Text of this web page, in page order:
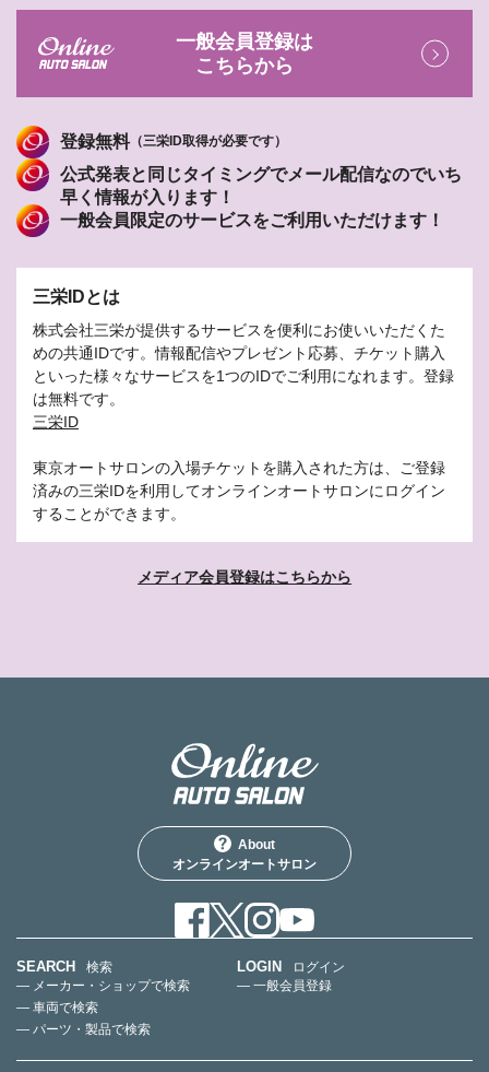
一般会員登録は
こちらから
登録無料（三栄ID取得が必要です）
公式発表と同じタイミングでメール配信なのでいち
早く情報が入ります！
一般会員限定のサービスをご利用いただけます！
三栄IDとは
株式会社三栄が提供するサービスを便利にお使いいただくた
めの共通IDです。情報配信やプレゼント応募、チケット購入
といった様々なサービスを1つのIDでご利用になれます。登録
は無料です。
三栄ID
東京オートサロンの入場チケットを購入された方は、ご登録
済みの三栄IDを利用してオンラインオートサロンにログイン
することができます。
メディア会員登録はこちらから
About
オンラインオートサロン
SEARCH
検索
— メーカー・ショップで検索
— 車両で検索
— パーツ・製品で検索
LOGIN
ログイン
— 一般会員登録